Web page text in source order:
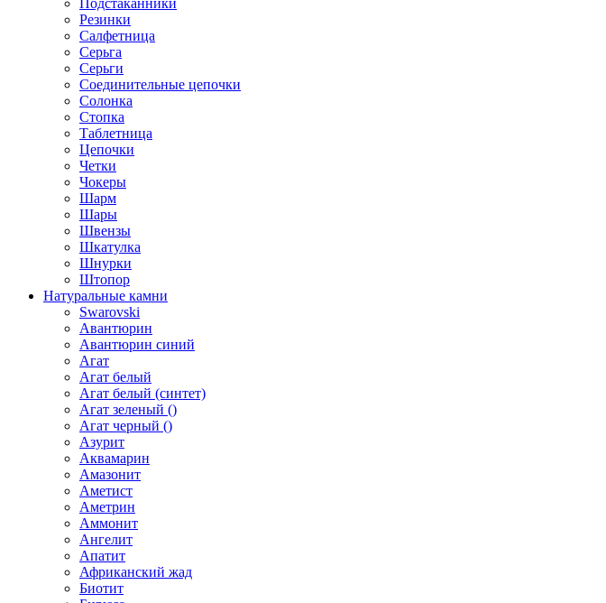
Подстаканники
Резинки
Салфетница
Серьга
Серьги
Соединительные цепочки
Солонка
Стопка
Таблетница
Цепочки
Четки
Чокеры
Шарм
Шары
Швензы
Шкатулка
Шнурки
Штопор
Натуральные камни
Swarovski
Авантюрин
Авантюрин синий
Агат
Агат белый
Агат белый (синтет)
Агат зеленый ()
Агат черный ()
Азурит
Аквамарин
Амазонит
Аметист
Аметрин
Аммонит
Ангелит
Апатит
Африканский жад
Биотит